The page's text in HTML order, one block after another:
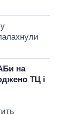
на
ТЦ і